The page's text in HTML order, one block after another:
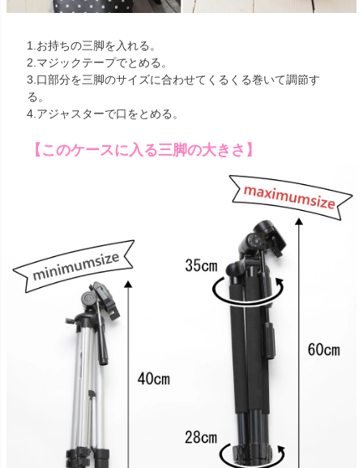
1.お持ちの三脚を入れる。
2.マジックテープでとめる。
3.口部分を三脚のサイズに合わせてくるくる巻いて調節す
る。
4.アジャスターで口をとめる。
【このケースに入る三脚の大きさ】